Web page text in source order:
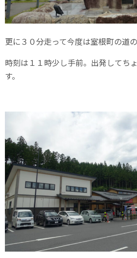
更に３０分走って今度は室根町の道の
時刻は１１時少し手前。出発してち
す。